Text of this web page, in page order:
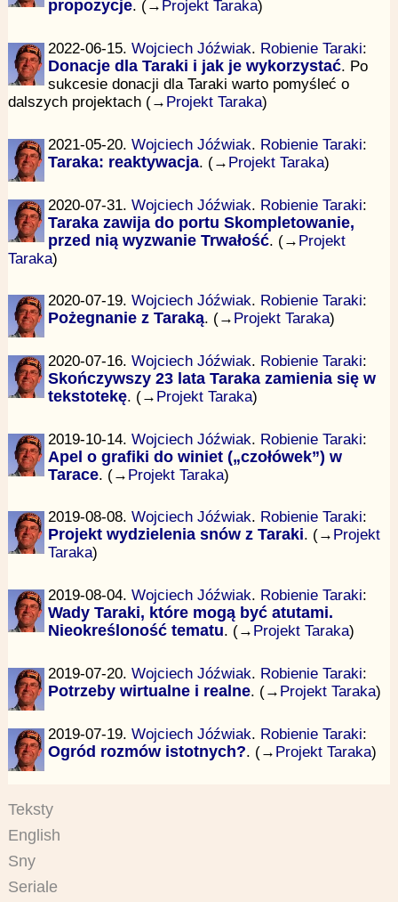
propozycje. (→ Projekt Taraka)
2022-06-15. Wojciech Jóźwiak. Robienie Taraki:
Donacje dla Taraki i jak je wykorzystać. Po
sukcesie donacji dla Taraki warto pomyśleć o
dalszych projektach (→ Projekt Taraka)
2021-05-20. Wojciech Jóźwiak. Robienie Taraki:
Taraka: reaktywacja. (→ Projekt Taraka)
2020-07-31. Wojciech Jóźwiak. Robienie Taraki:
Taraka zawija do portu Skompletowanie,
przed nią wyzwanie Trwałość. (→ Projekt
Taraka)
2020-07-19. Wojciech Jóźwiak. Robienie Taraki:
Pożegnanie z Taraką. (→ Projekt Taraka)
2020-07-16. Wojciech Jóźwiak. Robienie Taraki:
Skończywszy 23 lata Taraka zamienia się w
tekstotekę. (→ Projekt Taraka)
2019-10-14. Wojciech Jóźwiak. Robienie Taraki:
Apel o grafiki do winiet („czołówek”) w
Tarace. (→ Projekt Taraka)
2019-08-08. Wojciech Jóźwiak. Robienie Taraki:
Projekt wydzielenia snów z Taraki. (→ Projekt
Taraka)
2019-08-04. Wojciech Jóźwiak. Robienie Taraki:
Wady Taraki, które mogą być atutami.
Nieokreśloność tematu. (→ Projekt Taraka)
2019-07-20. Wojciech Jóźwiak. Robienie Taraki:
Potrzeby wirtualne i realne. (→ Projekt Taraka)
2019-07-19. Wojciech Jóźwiak. Robienie Taraki:
Ogród rozmów istotnych?. (→ Projekt Taraka)
Teksty
English
Sny
Seriale